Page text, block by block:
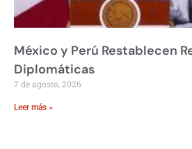
México y Perú Restablecen
Diplomáticas
7 de agosto, 2026
Leer más »